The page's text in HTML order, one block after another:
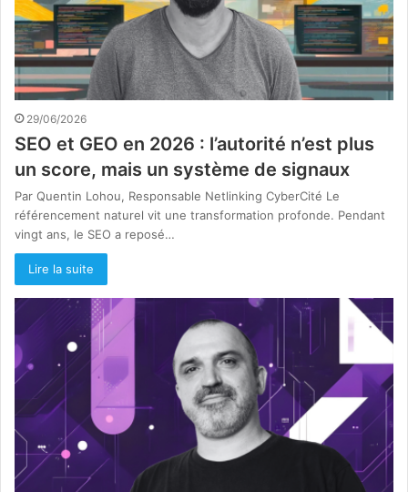
29/06/2026
SEO et GEO en 2026 : l’autorité n’est plus
un score, mais un système de signaux
Par Quentin Lohou, Responsable Netlinking CyberCité Le
référencement naturel vit une transformation profonde. Pendant
vingt ans, le SEO a reposé…
Lire la suite